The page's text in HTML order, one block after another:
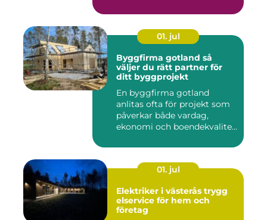
01. jul
Byggfirma gotland så
väljer du rätt partner för
ditt byggprojekt
En byggfirma gotland
anlitas ofta för projekt som
påverkar både vardag,
ekonomi och boendekvalitet
01. jul
Elektriker i västerås trygg
elservice för hem och
företag